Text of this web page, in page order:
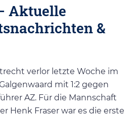
Aktuelle
&
verlor letzte Woche im
mit 1:2 gegen
AZ. Für die Mannschaft
Henk Fraser war es die erste